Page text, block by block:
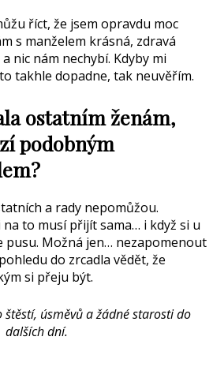
říct, že jsem opravdu moc
s manželem krásná, zdravá
nic nám nechybí. Kdyby mi
takhle dopadne, tak neuvěřím.
ostatním ženám,
podobným
a rady nepomůžou.
na to musí přijít sama… i když si u
pusu. Možná jen… nezapomenout
do zrcadla vědět, že
si přeju být.
štěstí, úsměvů a žádné starosti do
dalších dní.